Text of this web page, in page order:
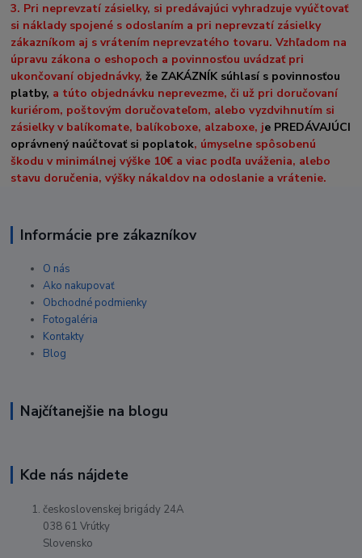
3. Pri neprevzatí zásielky, si predávajúci vyhradzuje vyúčtovať
si náklady spojené s odoslaním a pri neprevzatí zásielky
zákazníkom aj s vrátením neprevzatého tovaru. Vzhľadom na
úpravu zákona o eshopoch a povinnosťou uvádzať pri
ukončovaní objednávky,že ZAKÁZNÍK súhlasí s povinnosťou
platby, a túto objednávku neprevezme, či už pri doručovaní
kuriérom, poštovým doručovateľom, alebo vyzdvihnutím si
zásielky v balíkomate, balíkoboxe, alzaboxe, je PREDÁVAJÚCI
oprávnený naúčtovať si poplatok, úmyselne spôsobenú
škodu v minimálnej výške 10€ a viac podľa uváženia, alebo
stavu doručenia, výšky nákaldov na odoslanie a vrátenie.
Informácie pre zákazníkov
O nás
Ako nakupovať
Obchodné podmienky
Fotogaléria
Kontakty
Blog
Najčítanejšie na blogu
Kde nás nájdete
československej brigády 24A
038 61 Vrútky
Slovensko